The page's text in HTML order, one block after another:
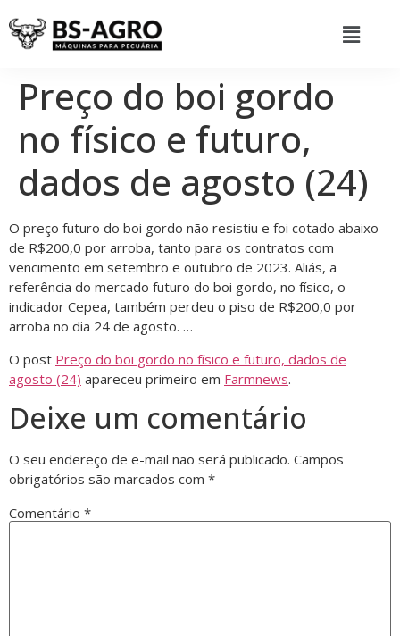
Preço do boi gordo
no físico e futuro,
dados de agosto (24)
O preço futuro do boi gordo não resistiu e foi cotado abaixo
de R$200,0 por arroba, tanto para os contratos com
vencimento em setembro e outubro de 2023. Aliás, a
referência do mercado futuro do boi gordo, no físico, o
indicador Cepea, também perdeu o piso de R$200,0 por
arroba no dia 24 de agosto. …
O post Preço do boi gordo no físico e futuro, dados de
agosto (24) apareceu primeiro em Farmnews.
Deixe um comentário
O seu endereço de e-mail não será publicado. Campos
obrigatórios são marcados com *
Comentário *